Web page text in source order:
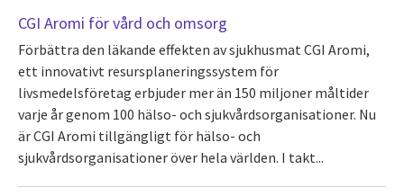
CGI Aromi för vård och omsorg
Förbättra den läkande effekten av sjukhusmat CGI Aromi,
ett innovativt resursplaneringssystem för
livsmedelsföretag erbjuder mer än 150 miljoner måltider
varje år genom 100 hälso- och sjukvårdsorganisationer. Nu
är CGI Aromi tillgängligt för hälso- och
sjukvårdsorganisationer över hela världen. I takt...